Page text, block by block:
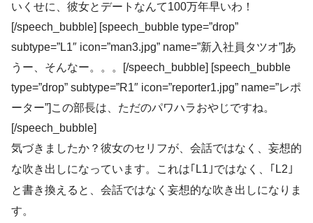
いくせに、彼女とデートなんて100万年早いわ！
[/speech_bubble] [speech_bubble type=”drop”
subtype=”L1″ icon=”man3.jpg” name=”新入社員タツオ”]あ
うー、そんなー。。。[/speech_bubble] [speech_bubble
type=”drop” subtype=”R1″ icon=”reporter1.jpg” name=”レポ
ーター”]この部長は、ただのパワハラおやじですね。
[/speech_bubble]
気づきましたか？彼女のセリフが、会話ではなく、妄想的
な吹き出しになっています。これは｢L1｣ではなく、｢L2｣
と書き換えると、会話ではなく妄想的な吹き出しになりま
す。